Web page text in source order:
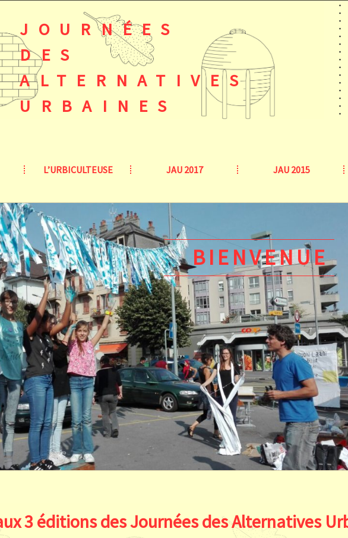
JOURNÉES
DES
ALTERNATIVES
URBAINES
L’URBICULTEUSE JAU 2017 JAU 2015
BIENVENUE
3 éditions desJournées des Alternatives